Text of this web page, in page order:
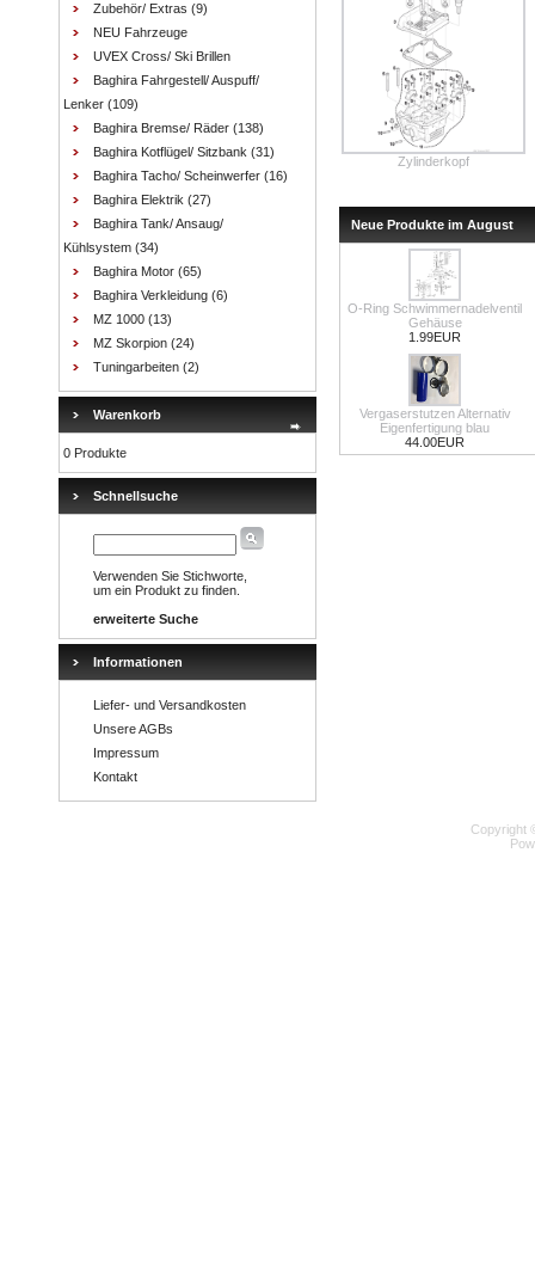
Zubehör/ Extras (9)
NEU Fahrzeuge
UVEX Cross/ Ski Brillen
Baghira Fahrgestell/ Auspuff/
Lenker (109)
Baghira Bremse/ Räder (138)
Baghira Kotflügel/ Sitzbank (31)
Baghira Tacho/ Scheinwerfer (16)
Baghira Elektrik (27)
Baghira Tank/ Ansaug/
Kühlsystem (34)
Baghira Motor (65)
Baghira Verkleidung (6)
MZ 1000 (13)
MZ Skorpion (24)
Tuningarbeiten (2)
Warenkorb
0 Produkte
Schnellsuche
Verwenden Sie Stichworte,
um ein Produkt zu finden.
erweiterte Suche
Informationen
Liefer- und Versandkosten
Unsere AGBs
Impressum
Kontakt
Zylinderkopf
Neue Produkte im August
O-Ring Schwimmernadelventil
Gehäuse
1.99EUR
Vergaserstutzen Alternativ
Eigenfertigung blau
44.00EUR
Copyright